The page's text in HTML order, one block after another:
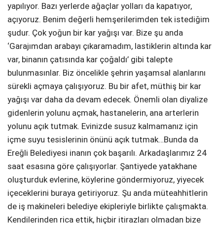
yapılıyor. Bazı yerlerde ağaçlar yolları da kapatıyor,
açıyoruz. Benim değerli hemşerilerimden tek istediğim
şudur. Çok yoğun bir kar yağışı var. Bize şu anda
‘Garajımdan arabayı çıkaramadım, lastiklerin altında kar
var, binanın çatısında kar çoğaldı’ gibi talepte
bulunmasınlar. Biz öncelikle şehrin yaşamsal alanlarını
sürekli açmaya çalışıyoruz. Bu bir afet, müthiş bir kar
yağışı var daha da devam edecek. Önemli olan diyalize
gidenlerin yolunu açmak, hastanelerin, ana arterlerin
yolunu açık tutmak. Evinizde susuz kalmamanız için
içme suyu tesislerinin önünü açık tutmak…Bunda da
Ereğli Belediyesi inanın çok başarılı. Arkadaşlarımız 24
saat esasına göre çalışıyorlar. Şantiyede yatakhane
oluşturduk evlerine, köylerine göndermiyoruz, yiyecek
içeceklerini buraya getiriyoruz. Şu anda müteahhitlerin
de iş makineleri belediye ekipleriyle birlikte çalışmakta.
Kendilerinden rica ettik, hiçbir itirazları olmadan bize